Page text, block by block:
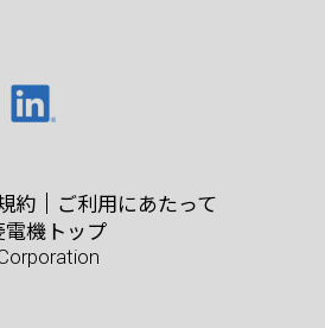
約
ご利用にあたって
電機トップ